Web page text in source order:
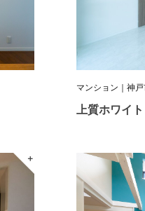
マンション｜神
上質ホワイト
＋